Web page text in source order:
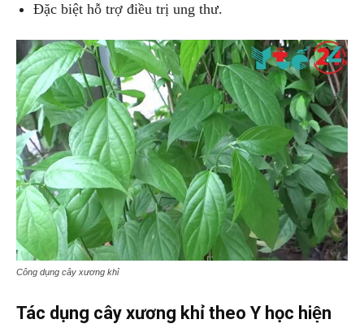
Đặc biệt hỗ trợ điều trị ung thư.
Công dụng cây xương khỉ
Tác dụng cây xương khỉ theo Y học hiện